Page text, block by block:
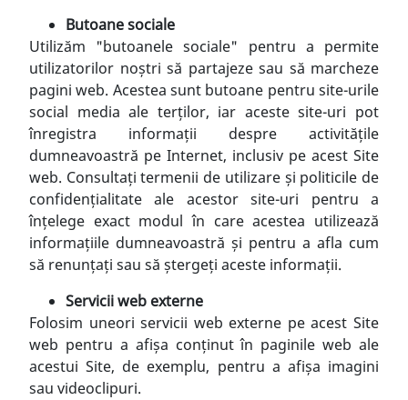
Butoane sociale
Utilizăm "butoanele sociale" pentru a permite
utilizatorilor noștri să partajeze sau să marcheze
pagini web. Acestea sunt butoane pentru site-urile
social media ale terților, iar aceste site-uri pot
înregistra informații despre activitățile
dumneavoastră pe Internet, inclusiv pe acest Site
web. Consultați termenii de utilizare și politicile de
confidențialitate ale acestor site-uri pentru a
înțelege exact modul în care acestea utilizează
informațiile dumneavoastră și pentru a afla cum
să renunțați sau să ștergeți aceste informații.
Servicii web externe
Folosim uneori servicii web externe pe acest Site
web pentru a afișa conținut în paginile web ale
acestui Site, de exemplu, pentru a afișa imagini
sau videoclipuri.